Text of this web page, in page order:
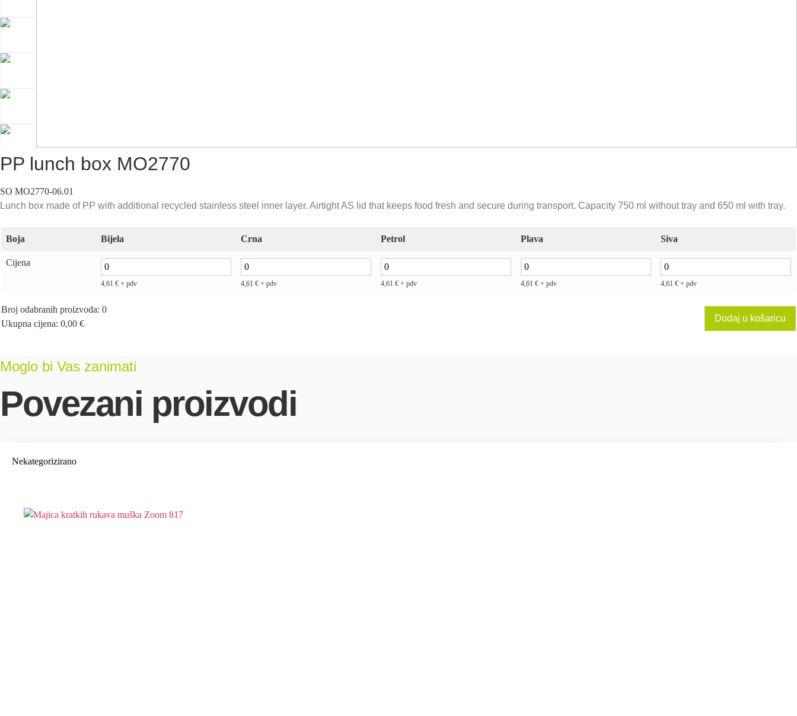
PP lunch box MO2770
SO MO2770-06.01
Lunch box made of PP with additional recycled stainless steel inner layer. Airtight AS lid that keeps food fresh and secure during transport. Capacity 750 ml without tray and 650 ml with tray.
Boja Bijela Crna Petrol Plava Siva
Cijena
4,61 € + pdv 4,61 € + pdv 4,61 € + pdv 4,61 € + pdv 4,61 € + pdv
Broj odabranih proizvoda: 0
Ukupna cijena: 0,00 €
$0.00
Dodaj u košaricu
Moglo bi Vas zanimati
Povezani proizvodi
Nekategorizirano